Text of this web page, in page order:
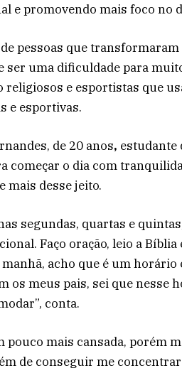
e promovendo mais foco no
pessoas que transformaram
ser uma dificuldade para
religiosos e esportistas que
e esportivas.
de 20 anos, estudante
começar o dia com
mais desse jeito.
segundas, quartas e
Faço oração, leio a
acho que é um
os meus pais, sei que nesse
conta.
pouco mais cansada, porém
de conseguir me